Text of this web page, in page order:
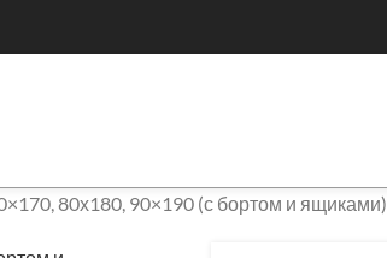
80х180, 90×190 (с бортом и ящиками)